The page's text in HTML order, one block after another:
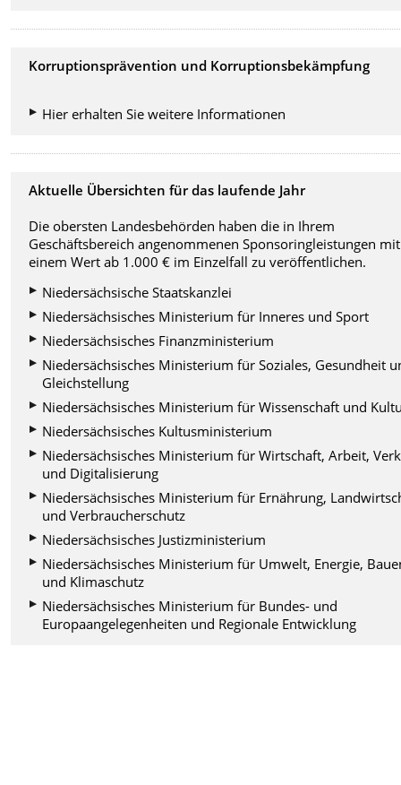
Korruptionsprävention und Korruptionsbekämpfung
Hier erhalten Sie weitere Informationen
Aktuelle Übersichten für das laufende Jahr
Die obersten Landesbehörden haben die in Ihrem
Geschäftsbereich angenommenen Sponsoringleistungen mit
einem Wert ab 1.000 € im Einzelfall zu veröffentlichen.
Niedersächsische Staatskanzlei
Niedersächsisches Ministerium für Inneres und Sport
Niedersächsisches Finanzministerium
Niedersächsisches Ministerium für Soziales, Gesundheit
Gleichstellung
Niedersächsisches Ministerium für Wissenschaft und
Niedersächsisches Kultusministerium
Niedersächsisches Ministerium für Wirtschaft, Arbeit,
und Digitalisierung
Niedersächsisches Ministerium für Ernährung,
und Verbraucherschutz
Niedersächsisches Justizministerium
Niedersächsisches Ministerium für Umwelt, Energie,
und Klimaschutz
Niedersächsisches Ministerium für Bundes- und
Europaangelegenheiten und Regionale Entwicklung